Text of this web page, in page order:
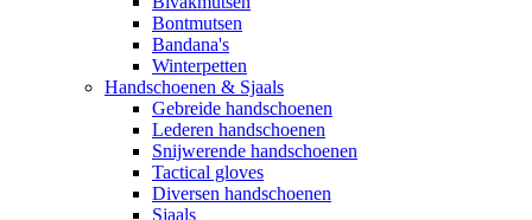
Bontmutsen
Bandana's
Winterpetten
Handschoenen & Sjaals
Gebreide handschoenen
Lederen handschoenen
Snijwerende handschoenen
Tactical gloves
Diversen handschoenen
Sjaals